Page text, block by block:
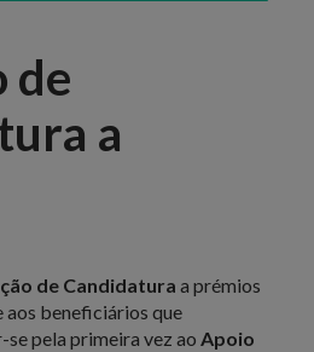
de
a
de Candidatura a prémios
aos beneficiários que
pela primeira vez aoApoio